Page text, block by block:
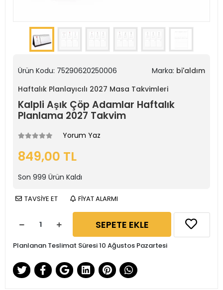
Ürün Kodu: 75290620250006 Marka: bi'aldım
Haftalık Planlayıcılı 2027 Masa Takvimleri
Kalpli Aşık Çöp Adamlar Haftalık
Planlama 2027 Takvim
Yorum Yaz
849,00 TL
Son 999 Ürün Kaldı
TAVSİYE ET FİYAT ALARMI
SEPETE EKLE
Planlanan Teslimat Süresi 10 Ağustos Pazartesi